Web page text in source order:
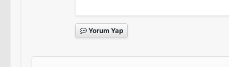
Yorum Yap